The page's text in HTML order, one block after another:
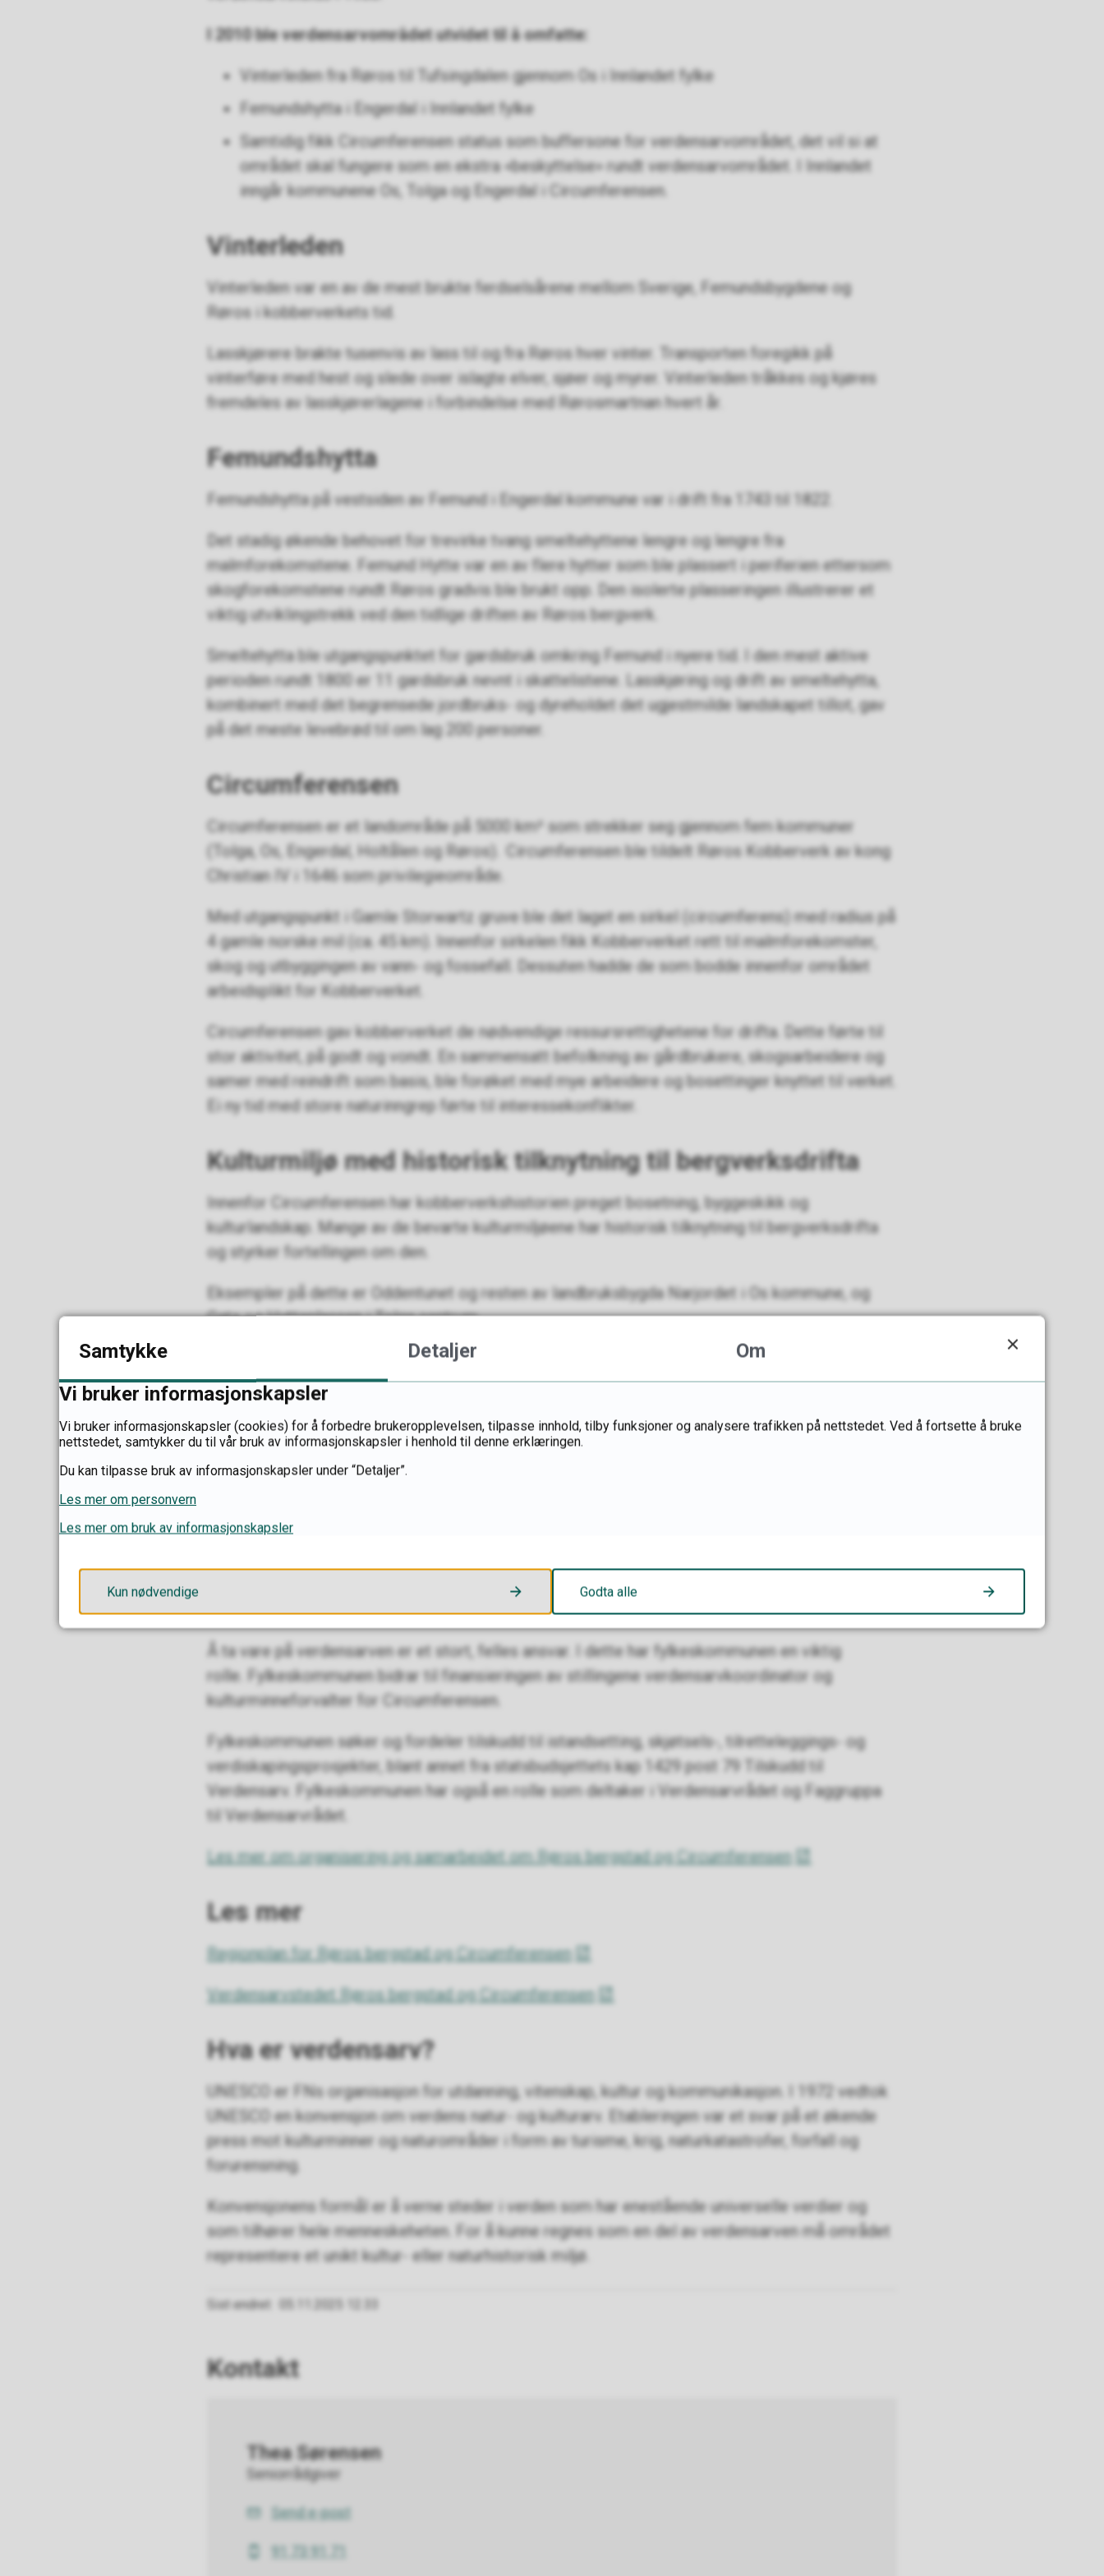
I 2010 ble verdensarvområdet utvidet til å omfatte:
Vinterleden fra Røros til Tufsingdalen gjennom Os i Innlandet fylke
Femundshytta i Engerdal i Innlandet fylke
Samtidig fikk Circumferensen status som buffersone for verdensarvområdet, det vil si at
området skal fungere som en ekstra «beskyttelse» rundt verdensarvområdet. I Innlandet
inngår kommunene Os, Tolga og Engerdal i Circumferensen.
Vinterleden
Vinterleden var en av de mest brukte ferdselsårene mellom Sverige, Femundsbygdene og
Røros i kobberverkets tid.
Lasskjørere brakte tusenvis av lass til og fra Røros hver vinter. Transporten foregikk på
vinterføre med hest og slede over islagte elver, sjøer og myrer. Vinterleden tråkkes og kjøres
fremdeles av lasskjørerlagene i forbindelse med Rørosmartnan hvert år.
Femundshytta
Femundshytta på vestsiden av Femund i Engerdal kommune var i drift fra 1743 til 1822.
Det stadig økende behovet for trevirke tvang smeltehyttene lengre og lengre fra
malmforekomstene. Femund Hytte var en av flere hytter som ble plassert i periferien ettersom
skogforekomstene rundt Røros gradvis ble brukt opp. Den isolerte plasseringen illustrerer et
viktig utviklingstrekk ved den tidlige driften av Røros bergverk.
Smeltehytta ble utgangspunktet for gardsbruk omkring Femund i nyere tid. I den mest aktive
perioden rundt 1800 er 11 gardsbruk nevnt i skattelistene. Lasskjøring og drift av smeltehytta,
kombinert med det begrensede jordbruks- og dyreholdet det ugjestmilde landskapet tillot, gav
på det meste levebrød til om lag 200 personer.
Circumferensen
Circumferensen er et landområde på 5000 km² som strekker seg gjennom fem kommuner
(Tolga, Os, Engerdal, Holtålen og Røros). Circumferensen ble tildelt Røros Kobberverk av kong
Christian IV i 1646 som privilegieområde.
Med utgangspunkt i Gamle Storwartz gruve ble det laget en sirkel (circumferens) med radius på
4 gamle norske mil (ca. 45 km). Innenfor sirkelen fikk Kobberverket rett til malmforekomster,
skog og utbyggingen av vann- og fossefall. Dessuten hadde de som bodde innenfor området
arbeidsplikt for Kobberverket.
Circumferensen gav kobberverket de nødvendige ressursrettighetene for drifta. Dette førte til
stor aktivitet, på godt og vondt. En sammensatt befolkning av gårdbrukere, skogsarbeidere og
samer med reindrift som basis, ble forøket med mye arbeidere og bosettinger knyttet til verket.
Ei ny tid med store naturinngrep førte til interessekonflikter.
Kulturmiljø med historisk tilknytning til bergverksdrifta
Innenfor Circumferensen har kobberverkshistorien preget bosetning, byggeskikk og
kulturlandskap. Mange av de bevarte kulturmiljøene har historisk tilknytning til bergverksdrifta
og styrker fortellingen om den.
Eksempler på dette er Oddentunet og resten av landbruksbygda Narjordet i Os kommune, og
Gata og Hytteplassen i Tolga sentrum.
Samisk historie
Store deler av Circumferensen er samisk kulturlandskap og reinbeiteområde. Kopperverkets
privilegier innenfor Circumferensen fikk konsekvenser for samenes bruk av området. Samtidig
skapte det også et nytt marked for omsetning av kjøtt, skinn og håndverksprodukter.
kulturmiljøene. Det er behov for å utrede hvordan sørsamisk kulturarv kan inkluderes i
Fylkeskommunens rolle
Å ta vare på verdensarven er et stort, felles ansvar. I dette har fylkeskommunen en viktig
rolle. Fylkeskommunen bidrar til finansieringen av stillingene verdensarvkoordinator og
kulturminneforvalter for Circumferensen.
Fylkeskommunen søker og fordeler tilskudd til istandsetting, skjøtsels-, tilretteleggings- og
verdiskapingsprosjekter, blant annet fra statsbudsjettets kap 1429 post 79 Tilskudd til
Verdensarv. Fylkeskommunen har også en rolle som deltaker i Verdensarvrådet og Faggruppa
til Verdensarvrådet.
Les mer om organisering og samarbeidet om Røros bergstad og Circumferensen
Les mer
Regionplan for Røros bergstad og Circumferensen
Verdensarvstedet Røros bergstad og Circumferensen
Hva er verdensarv?
UNESCO er FNs organisasjon for utdanning, vitenskap, kultur og kommunikasjon. I 1972 vedtok
UNESCO en konvensjon om verdens natur- og kulturarv. Etableringen var et svar på et økende
press mot kulturminner og naturområder i form av turisme, krig, naturkatastrofer, forfall og
forurensning.
Konvensjonens formål er å verne steder i verden som har enestående universelle verdier og
som tilhører hele menneskeheten. For å kunne regnes som en del av verdensarven må området
representere et unikt kultur- eller naturhistorisk miljø.
Sist endret
Kontakt
Thea Sørensen
Seniorrådgiver
E-
post
Send e-post
Mobil
Samtykke Detaljer
Om
Vi bruker informasjonskapsler
Vi bruker informasjonskapsler (cookies) for å forbedre brukeropplevelsen, tilpasse innhold, tilby funksjoner og analysere trafikken på nettstedet. Ved å fortsette å bruke
nettstedet, samtykker du til vår bruk av informasjonskapsler i henhold til denne erklæringen.
Du kan tilpasse bruk av informasjonskapsler under “Detaljer”.
Les mer om personvern
Les mer om bruk av informasjonskapsler
Kun nødvendige Godta alle